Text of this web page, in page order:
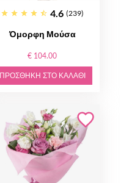
4.6 (239)
Όμορφη Μούσα
€ 104.00
ΠΡΟΣΘΉΚΗ ΣΤΟ ΚΑΛΆΘΙ